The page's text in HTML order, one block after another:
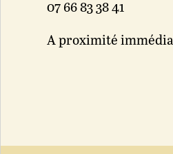
07 66 83 38 41
A proximité